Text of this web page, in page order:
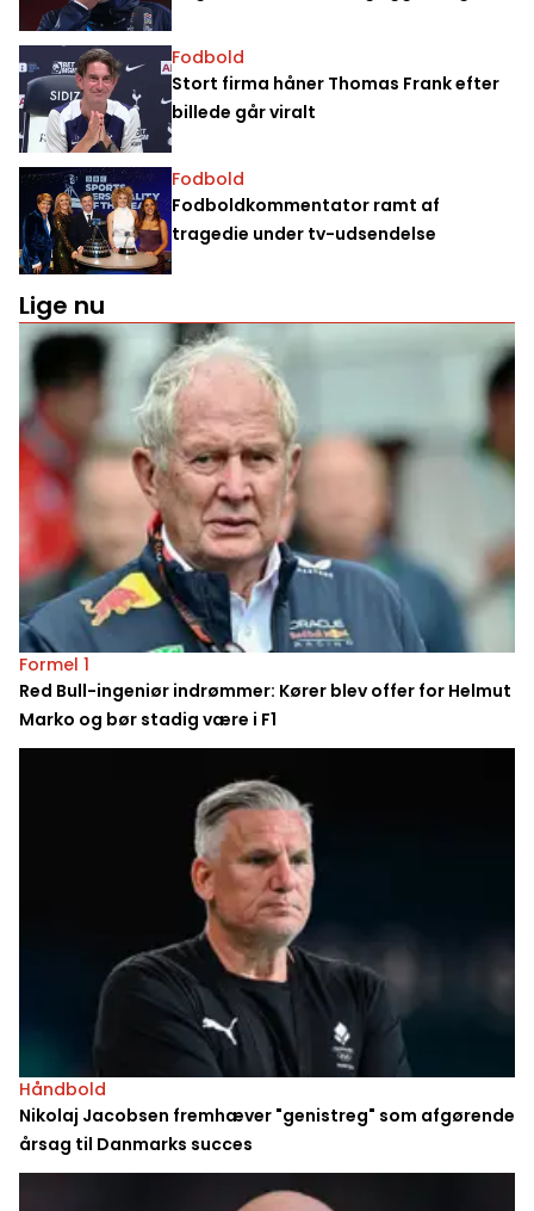
Fodbold
Stort firma håner Thomas Frank efter
billede går viralt
Fodbold
Fodboldkommentator ramt af
tragedie under tv-udsendelse
Lige nu
Formel 1
Red Bull-ingeniør indrømmer: Kører blev offer for Helmut
Marko og bør stadig være i F1
Håndbold
Nikolaj Jacobsen fremhæver "genistreg" som afgørende
årsag til Danmarks succes